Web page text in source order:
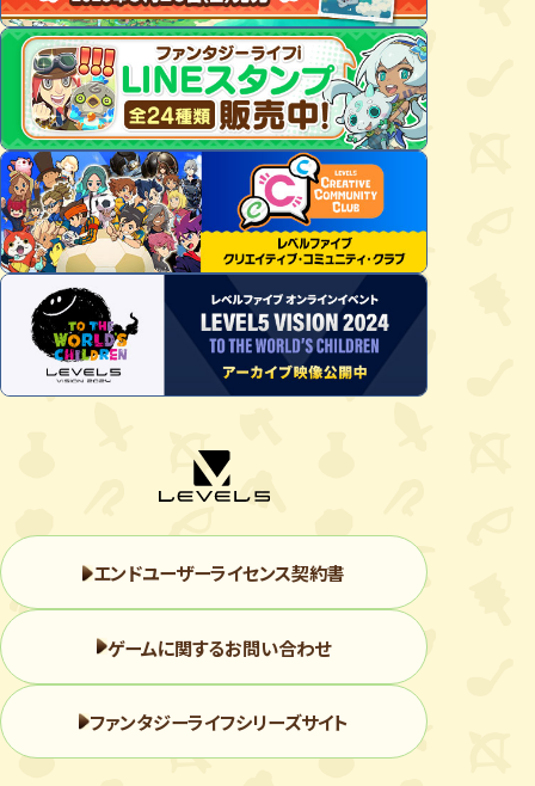
エンドユーザーライセンス契約書
ゲームに関するお問い合わせ
ファンタジーライフシリーズサイト